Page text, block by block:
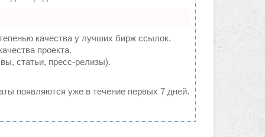
качества у лучших бирж ссылок.
проекта.
статьи, пресс-релизы).
появляются уже в течение первых 7 дней.